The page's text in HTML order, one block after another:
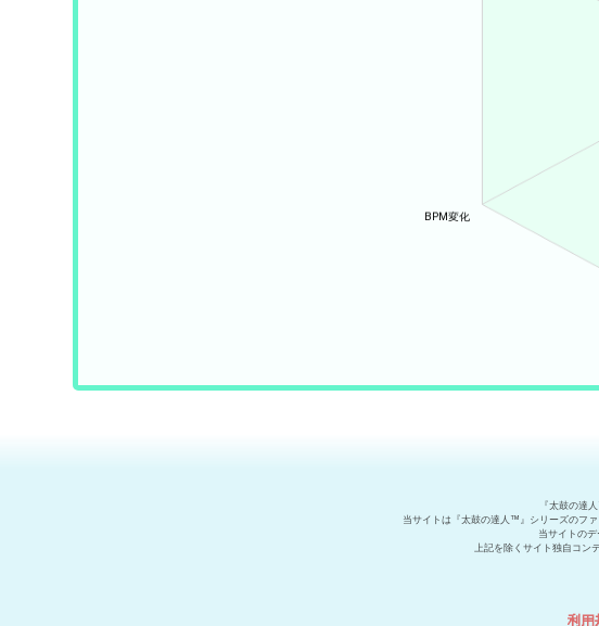
『太鼓の達
当サイトは『太鼓の達人™』シリーズのフ
当サイトの
上記を除くサイト独自コン
利用